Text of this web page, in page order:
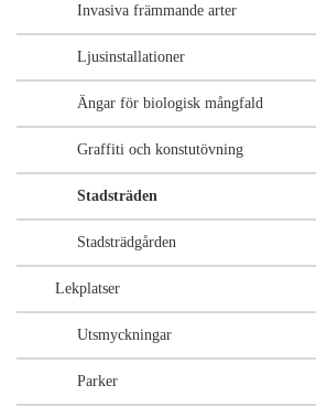
Invasiva främmande arter
Ljusinstallationer
Ängar för biologisk mångfald
Graffiti och konstutövning
Stadsträden
Stadsträdgården
Lekplatser
Utsmyckningar
Parker